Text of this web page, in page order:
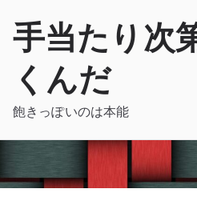
手当たり次
くんだ
飽きっぽいのは本能